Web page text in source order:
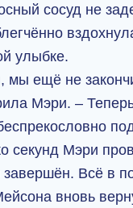
сосуд не
улыбке.
мы ещё не
Мэри. –
секунд Мэри
Всё в
вновь